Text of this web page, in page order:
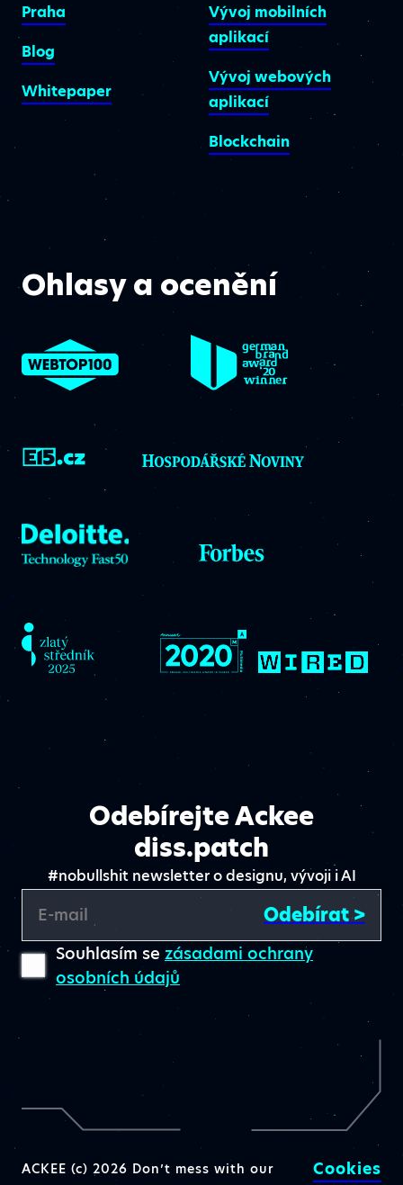
Praha
Blog
Whitepaper
Vývoj mobilních
aplikací
Vývoj webových
aplikací
Blockchain
Ohlasy a ocenění
Odebírejte Ackee
diss.patch
#nobullshit newsletter o designu, vývoji i AI
E-mail Odebírat >
Souhlasím se zásadami ochrany
osobních údajů
ACKEE (c) 2026 Don’t mess with our
Cookies